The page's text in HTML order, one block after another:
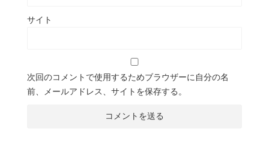
サイト
次回のコメントで使用するためブラウザーに自分の名
前、メールアドレス、サイトを保存する。